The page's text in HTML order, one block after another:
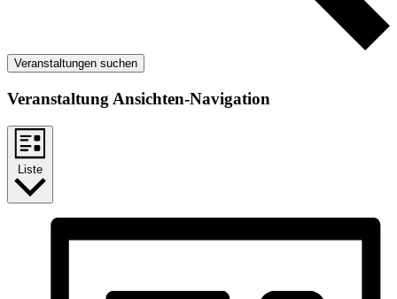
Veranstaltungen suchen
Veranstaltung Ansichten-Navigation
Liste